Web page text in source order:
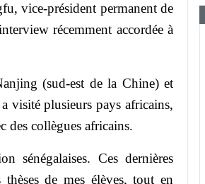
vice-président permanent de
récemment accordée à
(sud-est de la Chine) et
visité plusieurs pays africains,
des collègues africains.
sénégalaises. Ces dernières
de mes élèves, tout en